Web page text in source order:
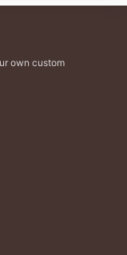
own custom